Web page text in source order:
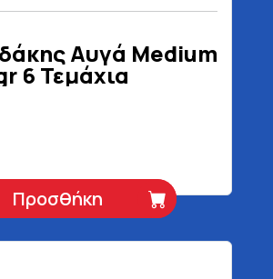
Αυγά Medium
6 Τεμάχια
Προσθήκη